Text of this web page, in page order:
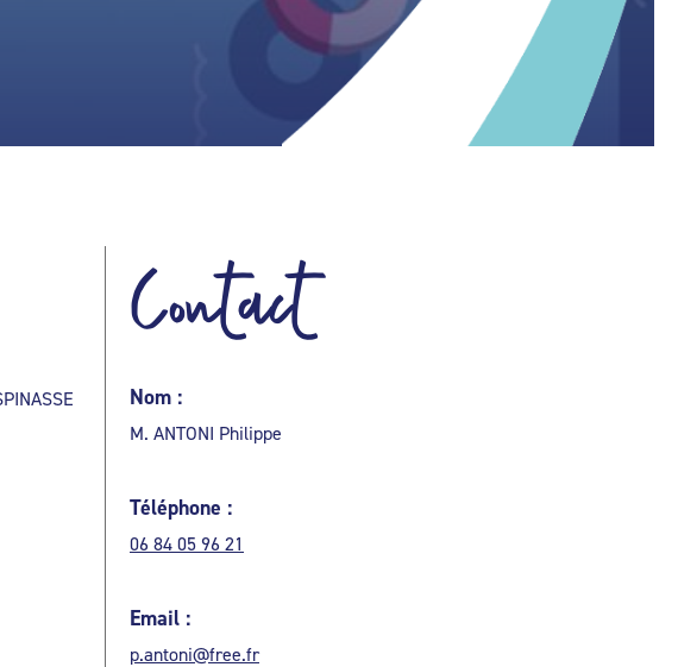
Contact
Nom :
M. ANTONI Philippe
Téléphone :
06 84 05 96 21
Email :
p.antoni@free.fr